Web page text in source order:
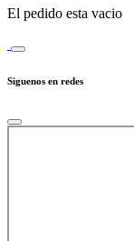
El pedido esta vacio
Siguenos en redes